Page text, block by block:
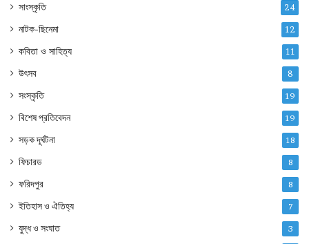
সাংস্কৃতি 24
নাটক-ছিনেমা 12
কবিতা ও সাহিত্য 11
উৎসব 8
সংস্কৃতি 19
বিশেষ প্রতিবেদন 19
সড়ক দূর্ঘটনা 18
ফিচারড 8
ফরিদপুর 8
ইতিহাস ও ঐতিহ্য 7
যুদ্ধ ও সংঘাত 3